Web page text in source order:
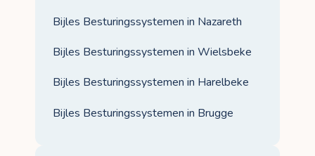
Bijles Besturingssystemen in Nazareth
Bijles Besturingssystemen in Wielsbeke
Bijles Besturingssystemen in Harelbeke
Bijles Besturingssystemen in Brugge